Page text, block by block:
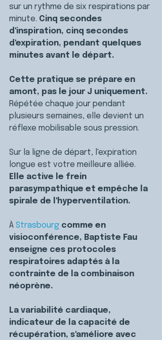
sur un rythme de six respirations par
minute. Cinq secondes
d'inspiration, cinq secondes
d'expiration, pendant quelques
minutes avant le départ.
Cette pratique se prépare en
amont, pas le jour J uniquement.
Répétée chaque jour pendant
plusieurs semaines, elle devient un
réflexe mobilisable sous pression.
Sur la ligne de départ, l'expiration
longue est votre meilleure alliée.
Elle active le frein
parasympathique et empêche la
spirale de l'hyperventilation.
À Strasbourg comme en
visioconférence, Baptiste Fau
enseigne ces protocoles
respiratoires adaptés à la
contrainte de la combinaison
néoprène.
La variabilité cardiaque,
indicateur de la capacité de
récupération, s'améliore avec